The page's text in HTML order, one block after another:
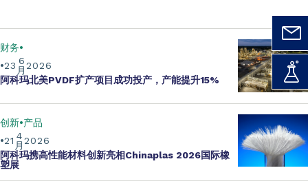
6
月
23 2026
财务
阿科玛北美PVDF扩产项目成功投产，产能提升15%
4
月
21 2026
创新 产品
阿科玛携高性能材料创新亮相Chinaplas 2026国际橡
塑展